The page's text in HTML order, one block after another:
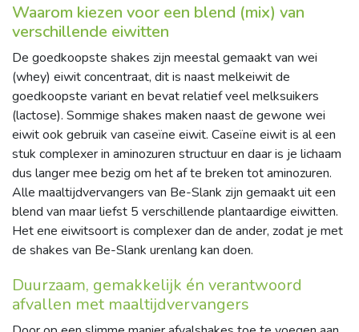
Waarom kiezen voor een blend (mix) van
verschillende eiwitten
De goedkoopste shakes zijn meestal gemaakt van wei
(whey) eiwit concentraat, dit is naast melkeiwit de
goedkoopste variant en bevat relatief veel melksuikers
(lactose). Sommige shakes maken naast de gewone wei
eiwit ook gebruik van caseïne eiwit. Caseïne eiwit is al een
stuk complexer in aminozuren structuur en daar is je lichaam
dus langer mee bezig om het af te breken tot aminozuren.
Alle maaltijdvervangers van Be-Slank zijn gemaakt uit een
blend van maar liefst 5 verschillende plantaardige eiwitten.
Het ene eiwitsoort is complexer dan de ander, zodat je met
de shakes van Be-Slank urenlang kan doen.
Duurzaam, gemakkelijk én verantwoord
afvallen met maaltijdvervangers